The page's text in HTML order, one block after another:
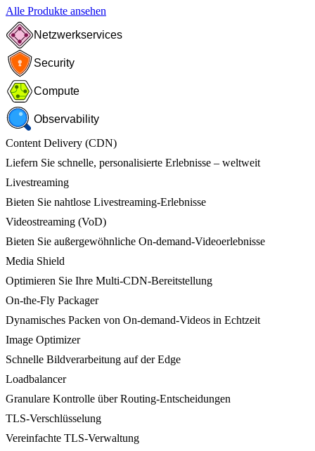
Alle Produkte ansehen
Netzwerkservices
Security
Compute
Observability
Content Delivery (CDN)
Liefern Sie schnelle, personalisierte Erlebnisse – weltweit
Livestreaming
Bieten Sie nahtlose Livestreaming-Erlebnisse
Videostreaming (VoD)
Bieten Sie außergewöhnliche On-demand-Videoerlebnisse
Media Shield
Optimieren Sie Ihre Multi-CDN-Bereitstellung
On-the-Fly Packager
Dynamisches Packen von On-demand-Videos in Echtzeit
Image Optimizer
Schnelle Bildverarbeitung auf der Edge
Loadbalancer
Granulare Kontrolle über Routing-Entscheidungen
TLS-Verschlüsselung
Vereinfachte TLS-Verwaltung